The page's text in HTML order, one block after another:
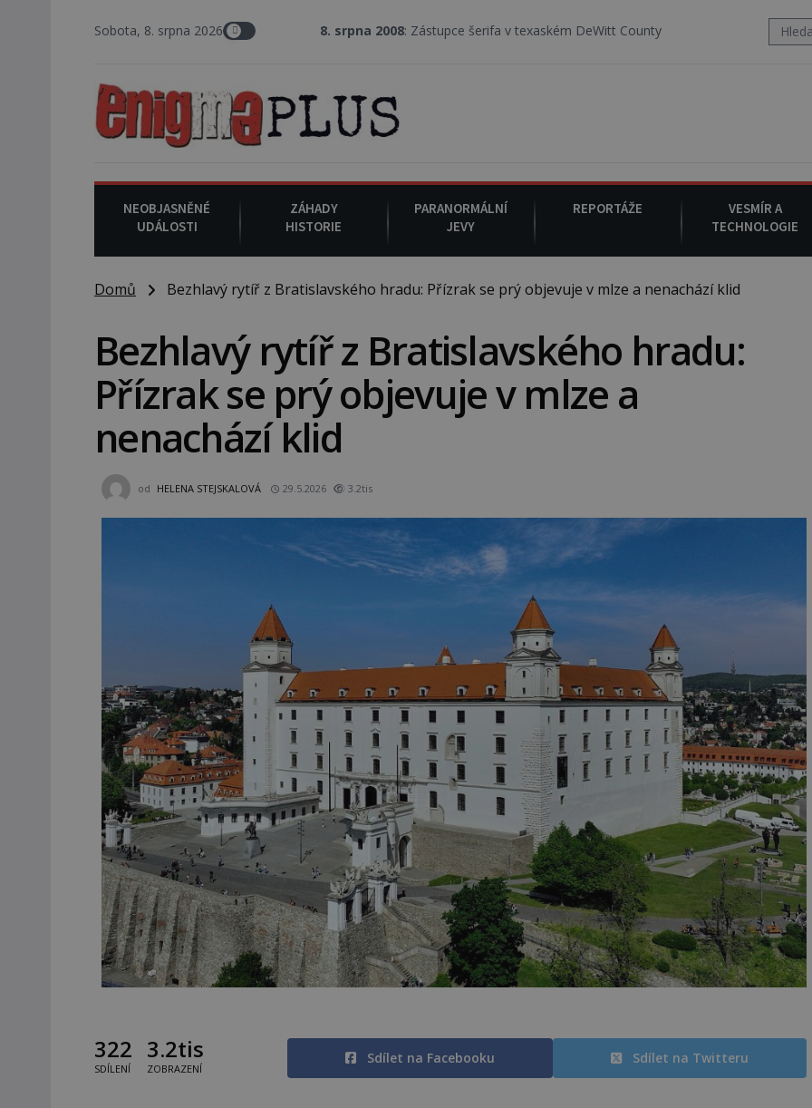
Sobota, 8. srpna 20268. srpna 2008 : Zástupce šerifa v texaském DeWitt County pořizuje video, na kterém před jeho
NEOBJASNĚNÉ
UDÁLOSTI
ZÁHADY
HISTORIE
PARANORMÁLNÍ
JEVY
REPORTÁŽE
VESMÍR A
TECHNOLOGIE
Domů Bezhlavý rytíř z Bratislavského hradu: Přízrak se prý objevuje v mlze a nenachází klid
Bezhlavý rytíř z Bratislavského hradu:
Přízrak se prý objevuje v mlze a
nenachází klid
od HELENA STEJSKALOVÁ 29.5.2026 3.2tis
322
SDÍLENÍ
3.2tis
ZOBRAZENÍ
Sdílet na Facebooku Sdílet na Twitteru